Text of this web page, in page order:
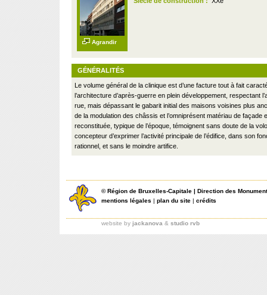
Agrandir
GÉNÉRALITÉS
Le volume général de la clinique est d’une facture tout à fait
l’architecture d’après-guerre en plein développement, respectant
rue, mais dépassant le gabarit initial des maisons voisines plus
de la modulation des châssis et l’omniprésent matériau de façade
reconstituée, typique de l’époque, témoignent sans doute de la
concepteur d’exprimer l’activité principale de l’édifice, dans son
rationnel, et sans le moindre artifice.
©Région de Bruxelles-Capitale | Direction des
mentions légales | plan du site | crédits
website by jackanova & studio rvb